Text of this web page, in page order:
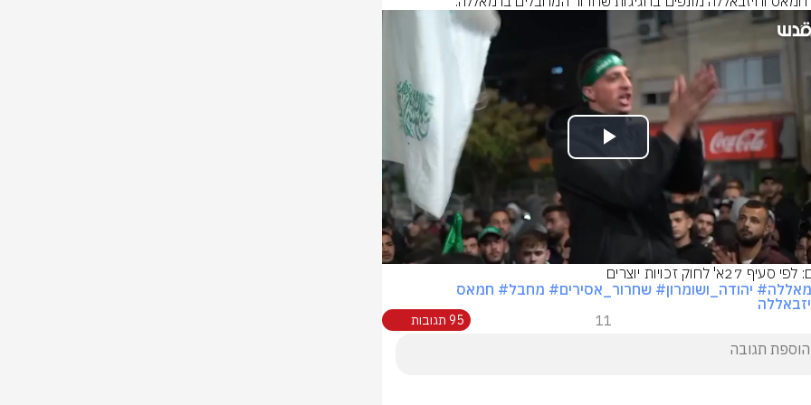
Play
Video
27א' לחוק זכויות יוצרים
# יהודה_ושומרון# שחרור_אסירים# מחבל# חמאס
11 95 תגובות